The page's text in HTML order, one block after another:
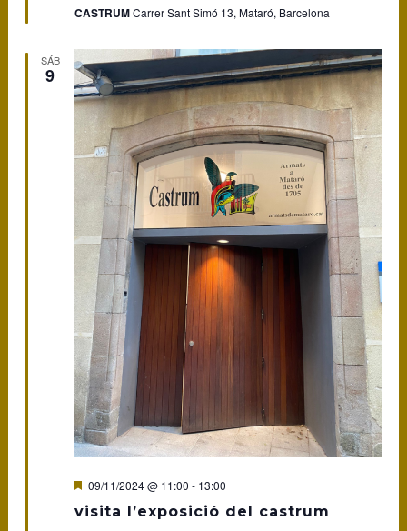
CASTRUMCarrer Sant Simó 13, Mataró, Barcelona
SÁB
9
Featured
09/11/2024 @ 11:00 - 13:00
visita l’exposició del castrum